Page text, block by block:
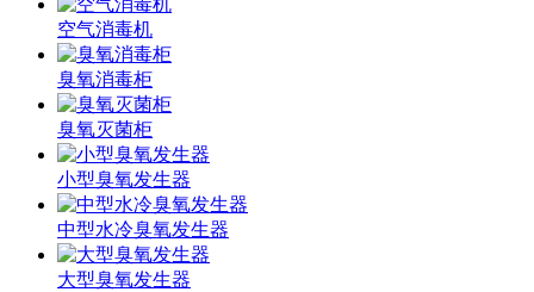
空气消毒机
臭氧消毒柜
臭氧灭菌柜
小型臭氧发生器
中型水冷臭氧发生器
大型臭氧发生器